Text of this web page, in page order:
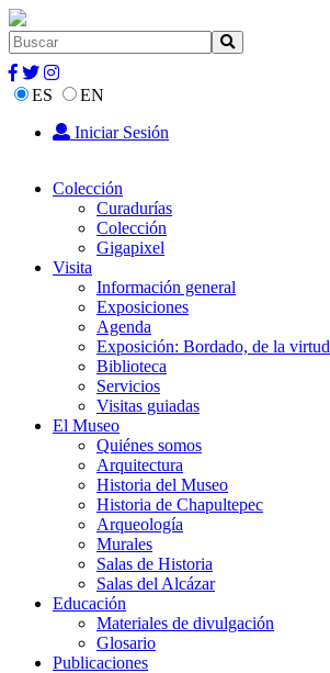
ES
EN
Iniciar Sesión
Colección
Curadurías
Colección
Gigapixel
Visita
Información general
Exposiciones
Agenda
Exposición: Bordado, de la virtud
Biblioteca
Servicios
Visitas guiadas
El Museo
Quiénes somos
Arquitectura
Historia del Museo
Historia de Chapultepec
Arqueología
Murales
Salas de Historia
Salas del Alcázar
Educación
Materiales de divulgación
Glosario
Publicaciones